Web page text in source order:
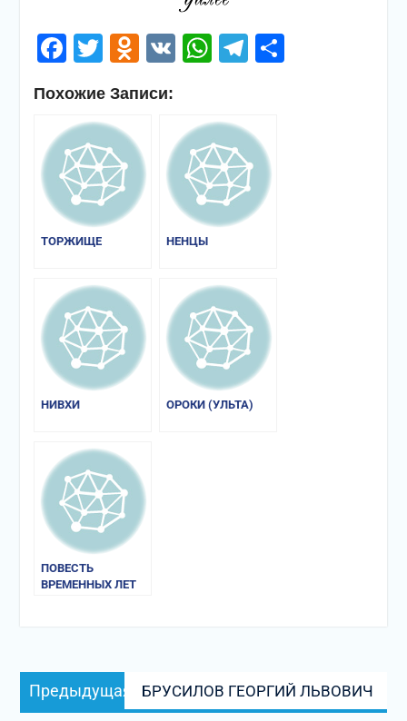
Facebook
Twitter
Odnoklassniki
VK WhatsApp
Telegram
Похожие Записи:
ТОРЖИЩЕ НЕНЦЫ
НИВХИ ОРОКИ (УЛЬТА)
ПОВЕСТЬ
ВРЕМЕННЫХ ЛЕТ
Навигация
по
Предыдущая
запись:
БРУСИЛОВ ГЕОРГИЙ ЛЬВОВИЧ